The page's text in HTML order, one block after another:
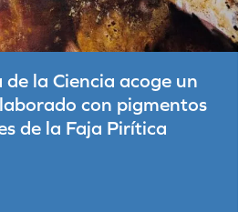
de la Ciencia acoge un
con pigmentos
de la Faja Pirítica